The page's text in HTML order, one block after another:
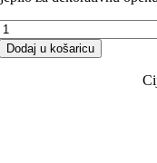
Dodaj u košaricu